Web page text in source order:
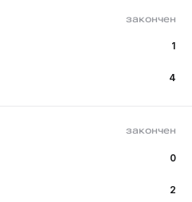
закончен
1
4
закончен
0
2